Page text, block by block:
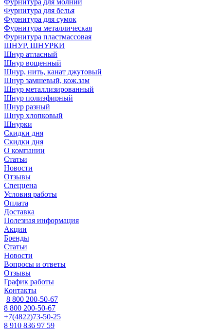
Фурнитура для молний
Фурнитура для белья
Фурнитура для сумок
Фурнитура металлическая
Фурнитура пластмассовая
ШНУР, ШНУРКИ
Шнур атласный
Шнур вощенный
Шнур, нить, канат джутовый
Шнур замшевый, кож.зам
Шнур металлизированный
Шнур полиэфирный
Шнур разный
Шнур хлопковый
Шнурки
Скидки дня
Скидки дня
О компании
Статьи
Новости
Отзывы
Спеццена
Условия работы
Оплата
Доставка
Полезная информация
Акции
Бренды
Статьи
Новости
Вопросы и ответы
Отзывы
График работы
Контакты
8 800 200-50-67
8 800 200-50-67
+7(4822)73-50-25
8 910 836 97 59